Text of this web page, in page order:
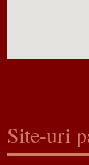
Site-uri